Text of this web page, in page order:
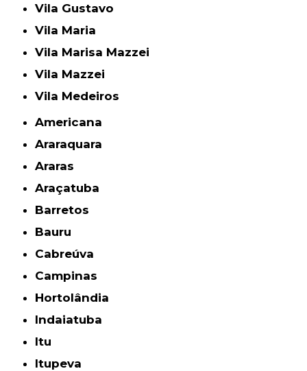
Vila Gustavo
Vila Maria
Vila Marisa Mazzei
Vila Mazzei
Vila Medeiros
Americana
Araraquara
Araras
Araçatuba
Barretos
Bauru
Cabreúva
Campinas
Hortolândia
Indaiatuba
Itu
Itupeva